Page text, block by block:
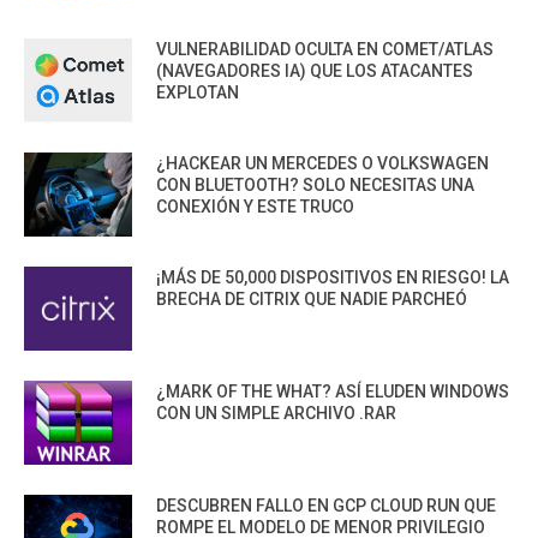
VULNERABILIDAD OCULTA EN COMET/ATLAS
(NAVEGADORES IA) QUE LOS ATACANTES
EXPLOTAN
¿HACKEAR UN MERCEDES O VOLKSWAGEN
CON BLUETOOTH? SOLO NECESITAS UNA
CONEXIÓN Y ESTE TRUCO
¡MÁS DE 50,000 DISPOSITIVOS EN RIESGO! LA
BRECHA DE CITRIX QUE NADIE PARCHEÓ
¿MARK OF THE WHAT? ASÍ ELUDEN WINDOWS
CON UN SIMPLE ARCHIVO .RAR
DESCUBREN FALLO EN GCP CLOUD RUN QUE
ROMPE EL MODELO DE MENOR PRIVILEGIO